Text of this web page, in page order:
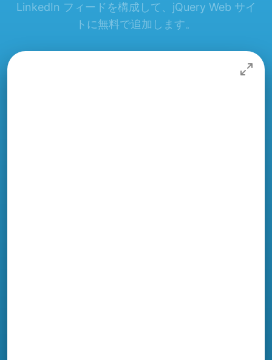
LinkedIn フィードを構成して、jQuery Web サイ
トに無料で追加します。